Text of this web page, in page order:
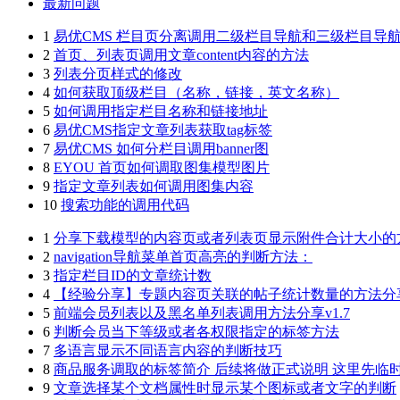
1 易优CMS 栏目页分离调用二级栏目导航和三级栏目导航
2 首页、列表页调用文章content内容的方法
3 列表分页样式的修改
4 如何获取顶级栏目（名称，链接，英文名称）
5 如何调用指定栏目名称和链接地址
6 易优CMS指定文章列表获取tag标签
7 易优CMS 如何分栏目调用banner图
8 EYOU 首页如何调取图集模型图片
9 指定文章列表如何调用图集内容
10 搜索功能的调用代码
1 分享下载模型的内容页或者列表页显示附件合计大小的
2 navigation导航菜单首页高亮的判断方法：
3 指定栏目ID的文章统计数
4
【经验分享】专题内容页关联的帖子统计数量的方法分
5 前端会员列表以及黑名单列表调用方法分享v1.7
6 判断会员当下等级或者各权限指定的标签方法
7 多语言显示不同语言内容的判断技巧
8 商品服务调取的标签简介 后续将做正式说明 这里先临
9 文章选择某个文档属性时显示某个图标或者文字的判断